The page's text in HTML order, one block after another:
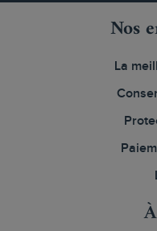
Nos
La